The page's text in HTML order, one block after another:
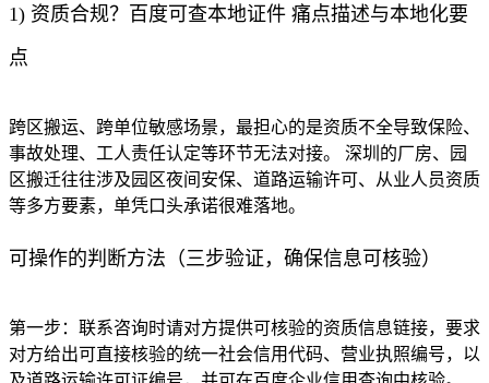
1) 资质合规？百度可查本地证件 痛点描述与本地化要
点
跨区搬运、跨单位敏感场景，最担心的是资质不全导致保险、
事故处理、工人责任认定等环节无法对接。 深圳的厂房、园
区搬迁往往涉及园区夜间安保、道路运输许可、从业人员资质
等多方要素，单凭口头承诺很难落地。
可操作的判断方法（三步验证，确保信息可核验）
第一步：联系咨询时请对方提供可核验的资质信息链接，要求
对方给出可直接核验的统一社会信用代码、营业执照编号，以